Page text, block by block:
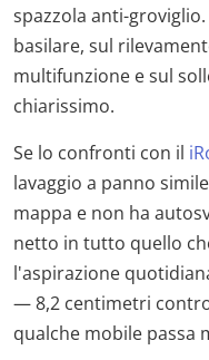
spazzola anti-
basilare, sul
multifunzione e sul
chiarissimo.
Se lo confronti con il
lavaggio a panno
mappa e non ha
netto in tutto quello
l'aspirazione
— 8,2 centimetri
qualche mobile passa